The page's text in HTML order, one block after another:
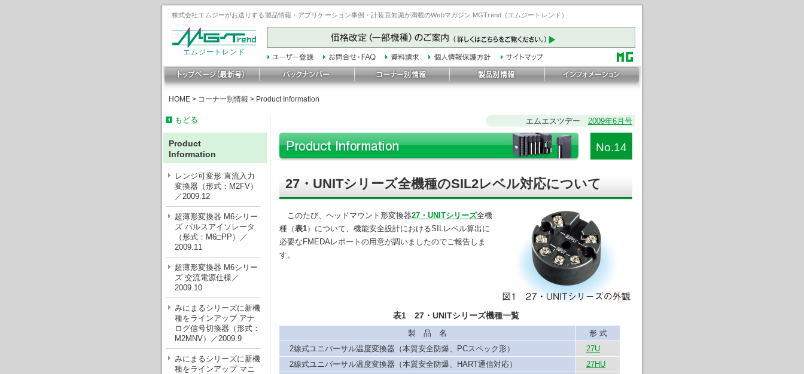
株式会社エムジーがお送りする製品情報・アプリケーション事例・計装豆知識が満載のWebマガジン MGTrend（エムジートレンド）
エムジートレンド
HOME > コーナー別情報 > Product Information
もどる
Product
Information
レンジ可変形 直流入力
変換器（形式：M2FV）
／2009.12
超薄形変換器 M6シリー
ズ パルスアイソレータ
（形式：M6□PP）／
2009.11
超薄形変換器 M6シリー
ズ 交流電源仕様／
2009.10
みにまるシリーズに新機
種をラインアップ アナ
ログ信号切換器（形式：
M2MNV）／2009.9
みにまるシリーズに新機
種をラインアップ マニ
エムエスツデー 2009年6月号
No.14
27・UNITシリーズ全機種のSIL2レベル対応について
このたび、ヘッドマウント形変換器27・UNITシリーズ全機
種（表1）について、機能安全設計におけるSILレベル算出に
必要なFMEDAレポートの用意が調いましたのでご報告しま
す。
表1 27・UNITシリーズ機種一覧
製 品 名
形 式
2線式ユニバーサル温度変換器（本質安全防爆、PCスペック形）
27U
2線式ユニバーサル温度変換器（本質安全防爆、HART通信対応）
27HU